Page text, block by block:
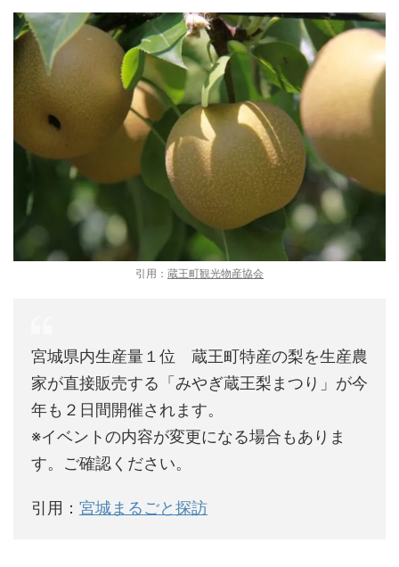
引用： 蔵王町観光物産協会
宮城県内生産量１位 蔵王町特産の梨を生産農
家が直接販売する「みやぎ蔵王梨まつり」が今
年も２日間開催されます。
※イベントの内容が変更になる場合もありま
す。ご確認ください。
引用： 宮城まるごと探訪